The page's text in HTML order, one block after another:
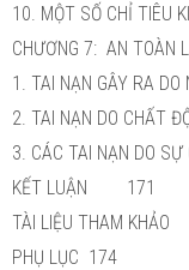
10. MỘT SỐ CHỈ TIÊU
CHƯƠNG 7: AN TOÀN
1. TAI NẠN GÂY RA DO
2. TAI NẠN DO CHẤT
3. CÁC TAI NẠN DO SỰ
KẾT LUẬN
171
TÀI LIỆU THAM KHẢO
PHỤ LỤC 174